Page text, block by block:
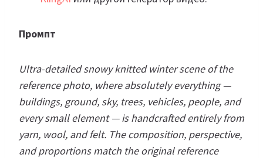
Промпт
Ultra-detailed snowy knitted winter scene of the
reference photo, where absolutely everything —
buildings, ground, sky, trees, vehicles, people, and
every small element — is handcrafted entirely from
yarn, wool, and felt. The composition, perspective,
and proportions match the original reference